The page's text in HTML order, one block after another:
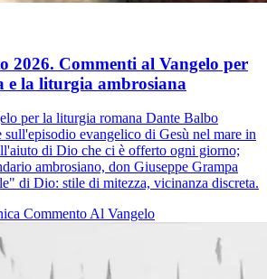
2026. Commenti al Vangelo per
e la liturgia ambrosiana
per la liturgia romana Dante Balbo
sull'episodio evangelico di Gesù nel mare in
di Dio che ci è offerto ogni giorno;
ambrosiano, don Giuseppe Grampa
di Dio: stile di mitezza, vicinanza discreta.
Commento Al Vangelo